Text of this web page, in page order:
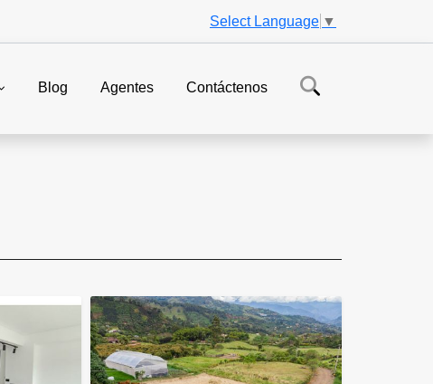
Select Language ▼
Blog Agentes Contáctenos